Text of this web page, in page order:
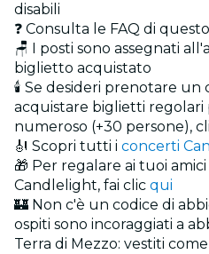
disabili
❓ Consulta le FAQ di
🪑 I posti sono assegnati
biglietto acquistato
🕯️ Se desideri prenotare un
acquistare biglietti
numeroso (+30 persone),
🎻 Scopri tutti i concerti
🎁 Per regalare ai tuoi
Candlelight, fai clic qui
🏰 Non c'è un codice di
ospiti sono incoraggiati a
Terra di Mezzo: vestiti